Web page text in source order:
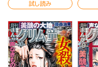
試し読み